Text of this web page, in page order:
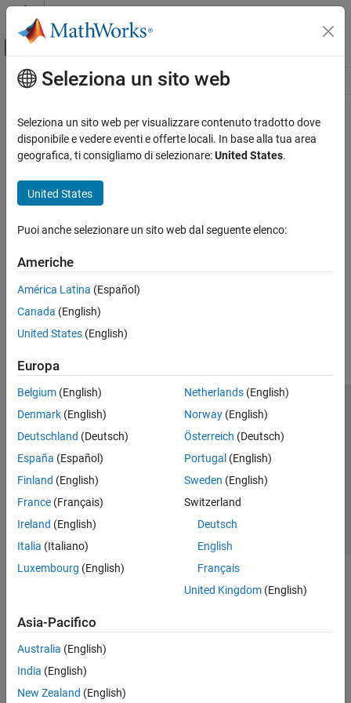
Vai al contenuto
Attiva/disattiva menu di navigazione
Risorsa
Stato
Contenuto principale
Seleziona un sito web
Seleziona un sito web per visualizzare contenuto tradotto dove
disponibile e vedere eventi e offerte locali. In base alla tua area
geografica, ti consigliamo di selezionare:United States.
United States
Puoi anche selezionare un sito web dal seguente elenco:
Americhe
América Latina (Español)
Canada (English)
United States (English)
Europa
Belgium (English)
Denmark (English)
Deutschland (Deutsch)
España (Español)
Finland (English)
France (Français)
Ireland (English)
Italia (Italiano)
Luxembourg (English)
Netherlands(English)
Norway(English)
Österreich (Deutsch)
Portugal (English)
Sweden (English)
Switzerland
Deutsch
English
Français
United Kingdom(English)
Asia-Pacifico
Australia (English)
India (English)
New Zealand (English)
Centro di fiducia
Informativa sulla privacy
Antipirateria
Stato dell'applicazione
Contatti
© 1994-2026 The MathWorks, Inc.